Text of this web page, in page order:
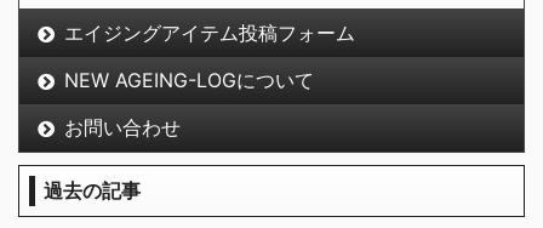
エイジングアイテム投稿フォーム
NEW AGEING-LOGについて
お問い合わせ
過去の記事